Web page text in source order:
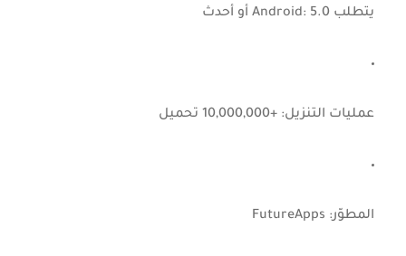
يتطلب Android: 5.0 أو أحدث
عمليات التنزيل: +10,000,000 تحميل
المطوّر: